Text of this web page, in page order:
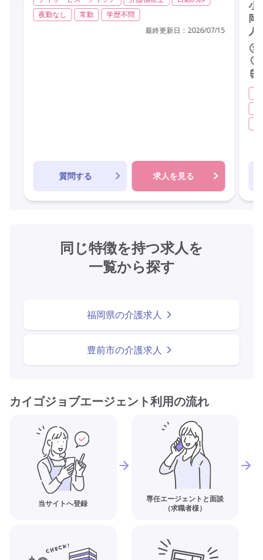
夜勤なし
常勤
学歴不問
最終更新日： 2026/07/15
質問する 求人を見る
小
岡
人
同じ特徴を持つ求人を
一覧から探す
福岡県の介護求人
豊前市の介護求人
カイゴジョブエージェント利用の流れ
当サイトへ登録
専任エージェントと面談
（求職者様）